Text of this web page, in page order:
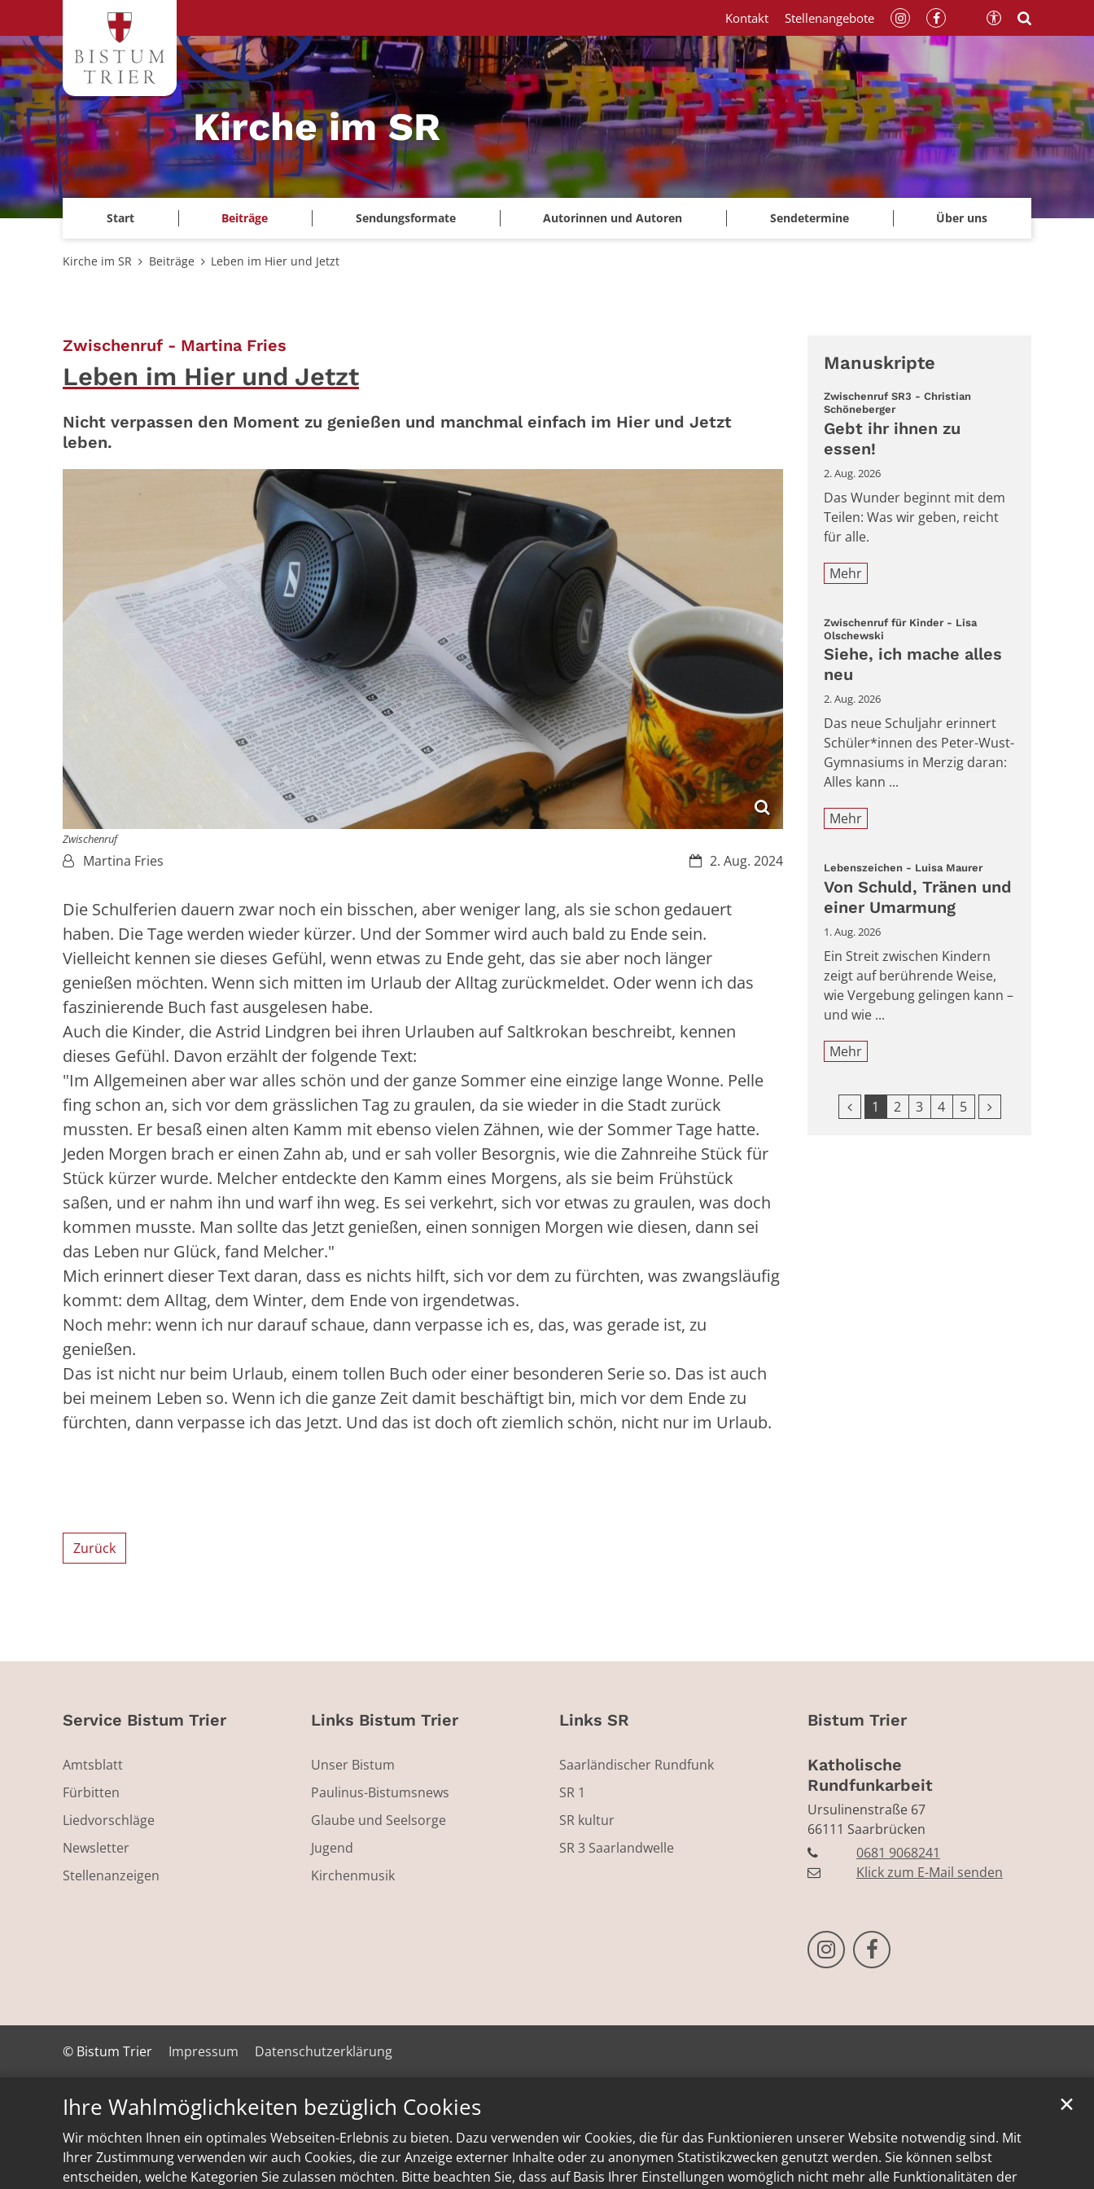
Ihre Wahlmöglichkeiten bezüglich Cookies
Wir möchten Ihnen ein optimales Webseiten-Erlebnis zu bieten. Dazu verwenden wir Cookies, die für das Funktionieren unserer Website notwendig sind. Mit
Ihrer Zustimmung verwenden wir auch Cookies, die zur Anzeige externer Inhalte oder zu anonymen Statistikzwecken genutzt werden. Sie können selbst
entscheiden, welche Kategorien Sie zulassen möchten. Bitte beachten Sie, dass auf Basis Ihrer Einstellungen womöglich nicht mehr alle Funktionalitäten der
✕
Zum Inhalt springen
Kirche im SR
Start Beiträge Sendungsformate Autorinnen und Autoren Sendetermine Über uns
Kontakt Stellenangebote
Kirche im SR Beiträge Leben im Hier und Jetzt
Zwischenruf - Martina Fries
Leben im Hier und Jetzt
Nicht verpassen den Moment zu genießen und manchmal einfach im Hier und Jetzt
leben.
Zwischenruf
Datum:
2. Aug. 2024
Von:Martina Fries
Die Schulferien dauern zwar noch ein bisschen, aber weniger lang, als sie schon gedauert
haben. Die Tage werden wieder kürzer. Und der Sommer wird auch bald zu Ende sein.
Vielleicht kennen sie dieses Gefühl, wenn etwas zu Ende geht, das sie aber noch länger
genießen möchten. Wenn sich mitten im Urlaub der Alltag zurückmeldet. Oder wenn ich das
faszinierende Buch fast ausgelesen habe.
Auch die Kinder, die Astrid Lindgren bei ihren Urlauben auf Saltkrokan beschreibt, kennen
dieses Gefühl. Davon erzählt der folgende Text:
"Im Allgemeinen aber war alles schön und der ganze Sommer eine einzige lange Wonne. Pelle
fing schon an, sich vor dem grässlichen Tag zu graulen, da sie wieder in die Stadt zurück
mussten. Er besaß einen alten Kamm mit ebenso vielen Zähnen, wie der Sommer Tage hatte.
Jeden Morgen brach er einen Zahn ab, und er sah voller Besorgnis, wie die Zahnreihe Stück für
Stück kürzer wurde. Melcher entdeckte den Kamm eines Morgens, als sie beim Frühstück
saßen, und er nahm ihn und warf ihn weg. Es sei verkehrt, sich vor etwas zu graulen, was doch
kommen musste. Man sollte das Jetzt genießen, einen sonnigen Morgen wie diesen, dann sei
das Leben nur Glück, fand Melcher."
Mich erinnert dieser Text daran, dass es nichts hilft, sich vor dem zu fürchten, was zwangsläufig
kommt: dem Alltag, dem Winter, dem Ende von irgendetwas.
Noch mehr: wenn ich nur darauf schaue, dann verpasse ich es, das, was gerade ist, zu
genießen.
Das ist nicht nur beim Urlaub, einem tollen Buch oder einer besonderen Serie so. Das ist auch
bei meinem Leben so. Wenn ich die ganze Zeit damit beschäftigt bin, mich vor dem Ende zu
fürchten, dann verpasse ich das Jetzt. Und das ist doch oft ziemlich schön, nicht nur im Urlaub.
Zurück
Manuskripte
Zwischenruf SR3 - Christian
Schöneberger:
Gebt ihr ihnen zu
essen!
2. Aug. 2026
Das Wunder beginnt mit dem
Teilen: Was wir geben, reicht
für alle.
Mehr
Zwischenruf für Kinder - Lisa
Olschewski
Siehe, ich mache alles
neu
2. Aug. 2026
Das neue Schuljahr erinnert
Schüler*innen des Peter-Wust-
Gymnasiums in Merzig daran:
Alles kann ...
Mehr
Lebenszeichen - Luisa Maurer:
Von Schuld, Tränen und
einer Umarmung
1. Aug. 2026
Ein Streit zwischen Kindern
zeigt auf berührende Weise,
wie Vergebung gelingen kann –
und wie ...
Mehr
Vorherige Seite
1 2 3 4 5 Nächste Seite
Service Bistum Trier
Amtsblatt
Fürbitten
Liedvorschläge
Newsletter
Stellenanzeigen
Links Bistum Trier
Unser Bistum
Paulinus-Bistumsnews
Glaube und Seelsorge
Jugend
Kirchenmusik
Links SR
Saarländischer Rundfunk
SR 1
SR kultur
SR 3 Saarlandwelle
Bistum Trier
Katholische
Rundfunkarbeit
Ursulinenstraße 67
66111 Saarbrücken
0681 9068241
Klick zum E-Mail senden
Bistum Trier auf Instragram
Bistum Trier auf Facebook
© Bistum Trier Impressum Datenschutzerklärung